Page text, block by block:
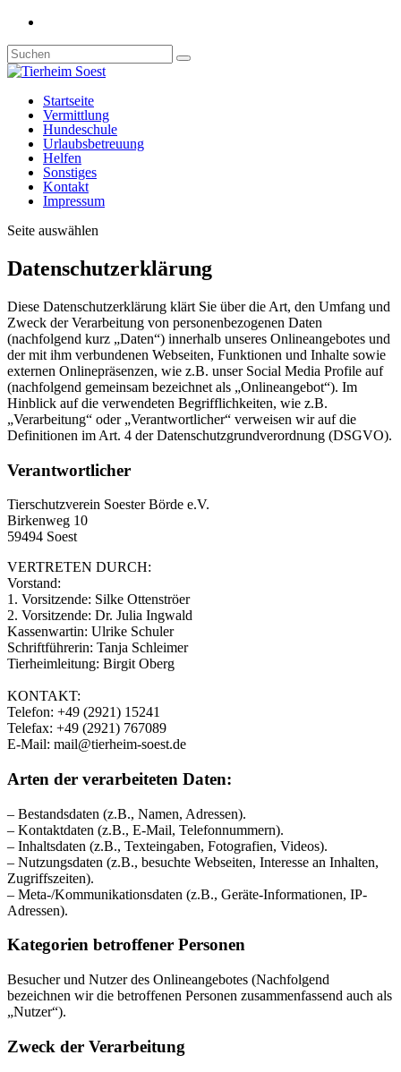
Startseite
Vermittlung
Hundeschule
Urlaubsbetreuung
Helfen
Sonstiges
Kontakt
Impressum
Seite auswählen
Datenschutzerklärung
Diese Datenschutzerklärung klärt Sie über die Art, den Umfang und
Zweck der Verarbeitung von personenbezogenen Daten
(nachfolgend kurz „Daten“) innerhalb unseres Onlineangebotes und
der mit ihm verbundenen Webseiten, Funktionen und Inhalte sowie
externen Onlinepräsenzen, wie z.B. unser Social Media Profile auf
(nachfolgend gemeinsam bezeichnet als „Onlineangebot“). Im
Hinblick auf die verwendeten Begrifflichkeiten, wie z.B.
„Verarbeitung“ oder „Verantwortlicher“ verweisen wir auf die
Definitionen im Art. 4 der Datenschutzgrundverordnung (DSGVO).
Verantwortlicher
Tierschutzverein Soester Börde e.V.
Birkenweg 10
59494 Soest
VERTRETEN DURCH:
Vorstand:
1. Vorsitzende: Silke Ottenströer
2. Vorsitzende: Dr. Julia Ingwald
Kassenwartin: Ulrike Schuler
Schriftführerin: Tanja Schleimer
Tierheimleitung: Birgit Oberg
KONTAKT:
Telefon: +49 (2921) 15241
Telefax: +49 (2921) 767089
E-Mail: mail@tierheim-soest.de
Arten der verarbeiteten Daten:
– Bestandsdaten (z.B., Namen, Adressen).
– Kontaktdaten (z.B., E-Mail, Telefonnummern).
– Inhaltsdaten (z.B., Texteingaben, Fotografien, Videos).
– Nutzungsdaten (z.B., besuchte Webseiten, Interesse an Inhalten,
Zugriffszeiten).
– Meta-/Kommunikationsdaten (z.B., Geräte-Informationen, IP-
Adressen).
Kategorien betroffener Personen
Besucher und Nutzer des Onlineangebotes (Nachfolgend
bezeichnen wir die betroffenen Personen zusammenfassend auch als
„Nutzer“).
Zweck der Verarbeitung